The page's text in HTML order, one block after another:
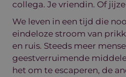
collega. Je vriendin. Of
We leven in een tijd die
eindeloze stroom van
en ruis. Steeds meer
geestverruimende
het om te escaperen, de